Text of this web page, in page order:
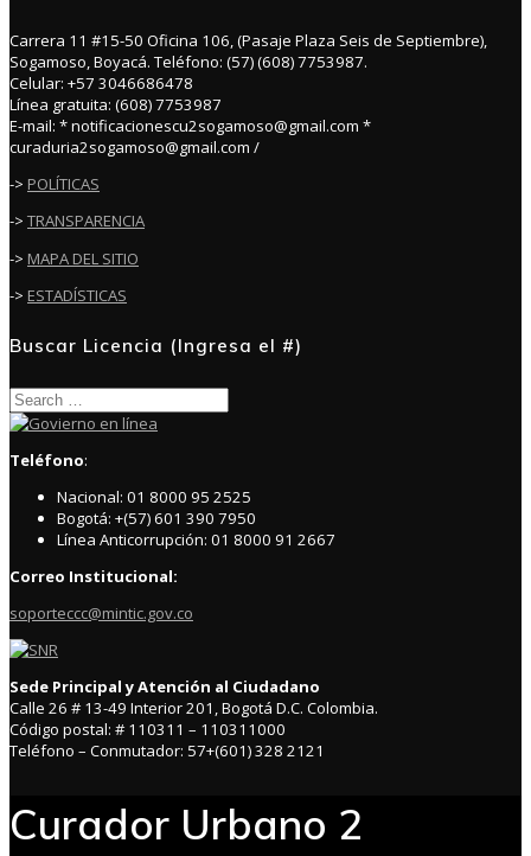
Carrera 11 #15-50 Oficina 106, (Pasaje Plaza Seis de Septiembre),
Sogamoso, Boyacá. Teléfono: (57) (608) 7753987.
Celular: +57 3046686478
Línea gratuita: (608) 7753987
E-mail: * notificacionescu2sogamoso@gmail.com *
curaduria2sogamoso@gmail.com /
-> POLÍTICAS
-> TRANSPARENCIA
-> MAPA DEL SITIO
-> ESTADÍSTICAS
Buscar Licencia (Ingresa el #)
Search
for:
Teléfono:
Nacional: 01 8000 95 2525
Bogotá: +(57) 601 390 7950
Línea Anticorrupción: 01 8000 91 2667
Correo Institucional:
soporteccc@mintic.gov.co
Sede Principal y Atención al Ciudadano
Calle 26 # 13-49 Interior 201, Bogotá D.C. Colombia.
Código postal: # 110311 – 110311000
Teléfono – Conmutador: 57+(601) 328 2121
Curador Urbano 2